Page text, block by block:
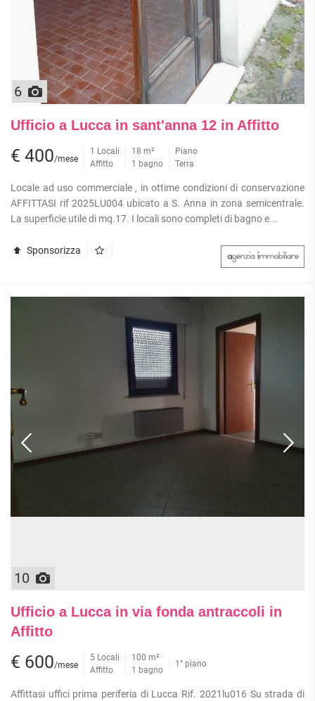
6
Ufficio a Lucca in sant'anna 12 in Affitto
€ 400/mese
1 Locali
Affitto
18 m²
1 bagno
Piano
Terra
Locale ad uso commerciale , in ottime condizioni di conservazione
AFFITTASI rif 2025LU004 ubicato a S. Anna in zona semicentrale.
La superficie utile di mq.17. I locali sono completi di bagno e...
Sponsorizza
10
Ufficio a Lucca in via fonda antraccoli in
Affitto
€ 600/mese
5 Locali
Affitto
100 m²
1 bagno
1° piano
Affittasi uffici prima periferia di Lucca Rif. 2021lu016 Su strada di